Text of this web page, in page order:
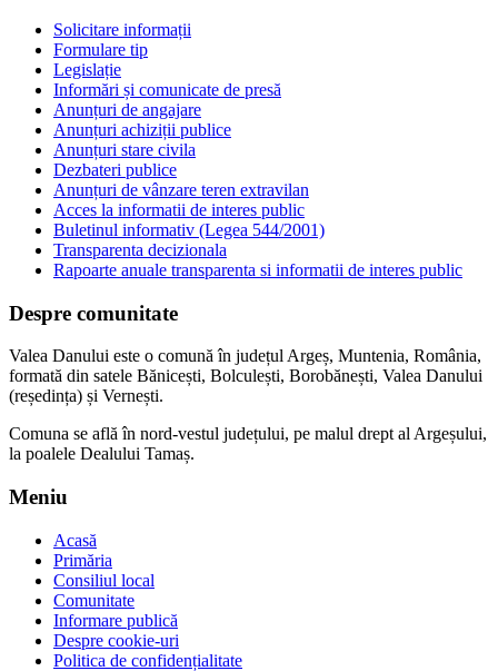
Solicitare informații
Formulare tip
Legislație
Informări și comunicate de presă
Anunțuri de angajare
Anunțuri achiziții publice
Anunțuri stare civila
Dezbateri publice
Anunțuri de vânzare teren extravilan
Acces la informatii de interes public
Buletinul informativ (Legea 544/2001)
Transparenta decizionala
Rapoarte anuale transparenta si informatii de interes public
Despre comunitate
Valea Danului este o comună în județul Argeș, Muntenia, România,
formată din satele Bănicești, Bolculești, Borobănești, Valea Danului
(reședința) și Vernești.
Comuna se află în nord-vestul județului, pe malul drept al Argeșului,
la poalele Dealului Tamaș.
Meniu
Acasă
Primăria
Consiliul local
Comunitate
Informare publică
Despre cookie-uri
Politica de confidențialitate